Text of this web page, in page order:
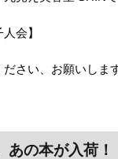
会】
さい、お願いします
あの本が入荷！